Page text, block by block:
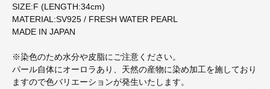
SIZE:F (LENGTH:34cm)
MATERIAL:SV925 / FRESH WATER PEARL
MADE IN JAPAN
※染色のため水分や皮脂にご注意ください。
パール自体にオーロラあり、天然の産物に染め加工を施しており
ますので色バリエーションが発生いたします。